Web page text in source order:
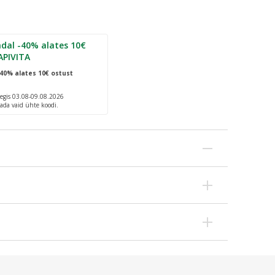
-40% alates 10€
alates 10€ ostust
03.08-09.08.2026
vaid ühte koodi.
aidates ennetada akne teket ning rahustades